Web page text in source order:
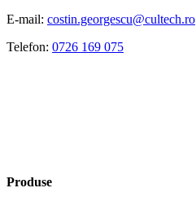
E-mail: costin.georgescu@cultech.ro
Telefon: 0726 169 075
Produse